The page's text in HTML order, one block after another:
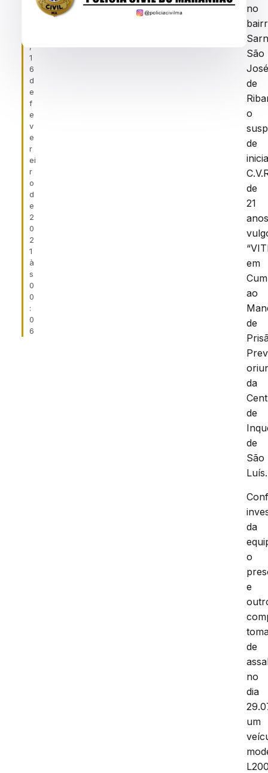
,
1
6
d
e
f
e
v
e
r
ei
r
o
d
e
2
0
2
1
à
s
0
0
:
0
6
no
São
de
o
de
de
21
em
ao
de
da
de
de
São
Luís.
da
o
e
de
no
dia
um